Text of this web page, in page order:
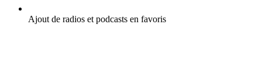
Ajout de radios et podcasts en favoris